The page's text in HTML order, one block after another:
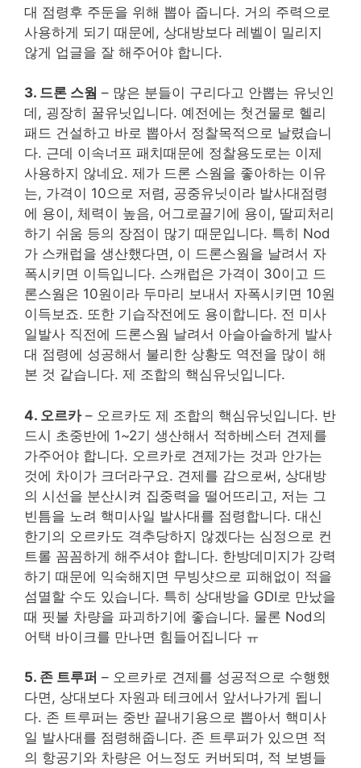
대 점령후 주둔을 위해 뽑아 줍니다. 거의 주력으로
사용하게 되기 때문에, 상대방보다 레벨이 밀리지
않게 업글을 잘 해주어야 합니다.
3. 드론 스웜 – 많은 분들이 구리다고 안뽑는 유닛인
데, 굉장히 꿀유닛입니다. 예전에는 첫건물로 헬리
패드 건설하고 바로 뽑아서 정찰목적으로 날렸습니
다. 근데 이속너프 패치때문에 정찰용도로는 이제
사용하지 않네요. 제가 드론 스웜을 좋아하는 이유
는, 가격이 10으로 저렴, 공중유닛이라 발사대점령
에 용이, 체력이 높음, 어그로끌기에 용이, 딸피처리
하기 쉬움 등의 장점이 많기 때문입니다. 특히 Nod
가 스캐럽을 생산했다면, 이 드론스웜을 날려서 자
폭시키면 이득입니다. 스캐럽은 가격이 30이고 드
론스웜은 10원이라 두마리 보내서 자폭시키면 10원
이득보죠. 또한 기습작전에도 용이합니다. 전 미사
일발사 직전에 드론스웜 날려서 아슬아슬하게 발사
대 점령에 성공해서 불리한 상황도 역전을 많이 해
본 것 같습니다. 제 조합의 핵심유닛입니다.
4. 오르카– 오르카도 제 조합의 핵심유닛입니다. 반
드시 초중반에 1~2기 생산해서 적하베스터 견제를
가주어야 합니다. 오르카로 견제가는 것과 안가는
것에 차이가 크더라구요. 견제를 감으로써, 상대방
의 시선을 분산시켜 집중력을 떨어뜨리고, 저는 그
빈틈을 노려 핵미사일 발사대를 점령합니다. 대신
한기의 오르카도 격추당하지 않겠다는 심정으로 컨
트롤 꼼꼼하게 해주셔야 합니다. 한방데미지가 강력
하기 때문에 익숙해지면 무빙샷으로 피해없이 적을
섬멸할 수도 있습니다. 특히 상대방을 GDI로 만났을
때 핏불 차량을 파괴하기에 좋습니다. 물론 Nod의
어택 바이크를 만나면 힘들어집니다 ㅠ
5. 존 트루퍼 – 오르카로 견제를 성공적으로 수행했
다면, 상대보다 자원과 테크에서 앞서나가게 됩니
다. 존 트루퍼는 중반 끝내기용으로 뽑아서 핵미사
일 발사대를 점령해줍니다. 존 트루퍼가 있으면 적
의 항공기와 차량은 어느정도 커버되며, 적 보병들